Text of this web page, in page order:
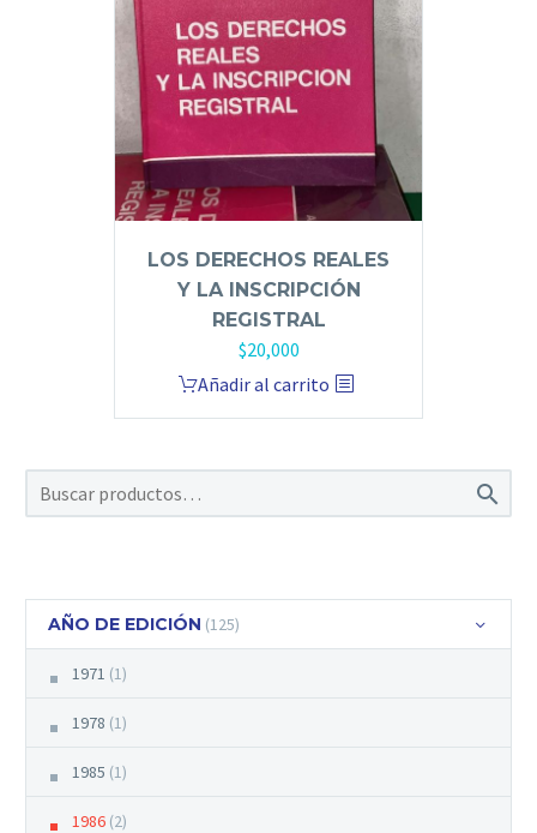
LOS DERECHOS REALES
Y LA INSCRIPCIÓN
REGISTRAL
$20,000
Añadir al carrito

AÑO DE EDICIÓN (125)
1971 (1)
1978 (1)
1985 (1)
1986 (2)